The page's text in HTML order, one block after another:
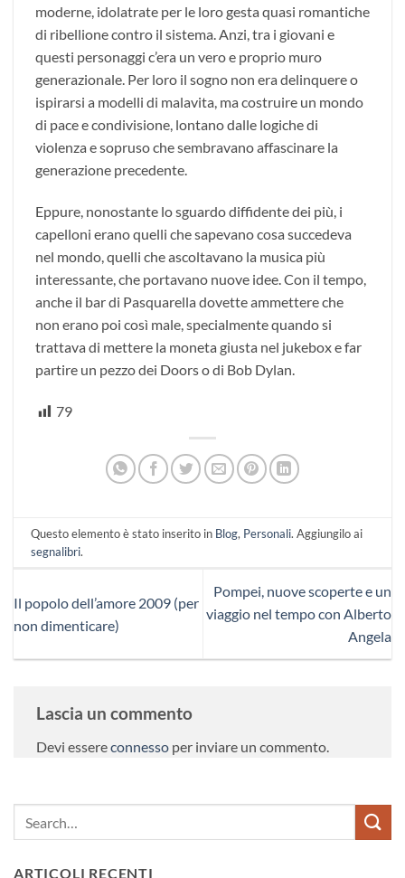
moderne, idolatrate per le loro gesta quasi romantiche
di ribellione contro il sistema. Anzi, tra i giovani e
questi personaggi c’era un vero e proprio muro
generazionale. Per loro il sogno non era delinquere o
ispirarsi a modelli di malavita, ma costruire un mondo
di pace e condivisione, lontano dalle logiche di
violenza e sopruso che sembravano affascinare la
generazione precedente.
Eppure, nonostante lo sguardo diffidente dei più, i
capelloni erano quelli che sapevano cosa succedeva
nel mondo, quelli che ascoltavano la musica più
interessante, che portavano nuove idee. Con il tempo,
anche il bar di Pasquarella dovette ammettere che
non erano poi così male, specialmente quando si
trattava di mettere la moneta giusta nel jukebox e far
partire un pezzo dei Doors o di Bob Dylan.
79
Questo elemento è stato inserito in Blog, Personali. Aggiungilo ai
segnalibri.
Il popolo dell’amore 2009 (per
non dimenticare)
Pompei, nuove scoperte e un
viaggio nel tempo con Alberto
Angela
Lascia un commento
Devi essereconnesso per inviare un commento.
ARTICOLI RECENTI